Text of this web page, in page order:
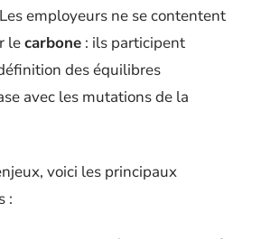
employeurs ne se contentent
lecarbone : ils participent
des équilibres
avec les mutations de la
voici les principaux
: